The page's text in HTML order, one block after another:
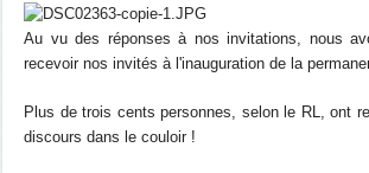
Au vu des réponses à nos invitations, nous
recevoir nos invités à l'inauguration de la
Plus de trois cents personnes, selon le RL, ont
discours dans le couloir !